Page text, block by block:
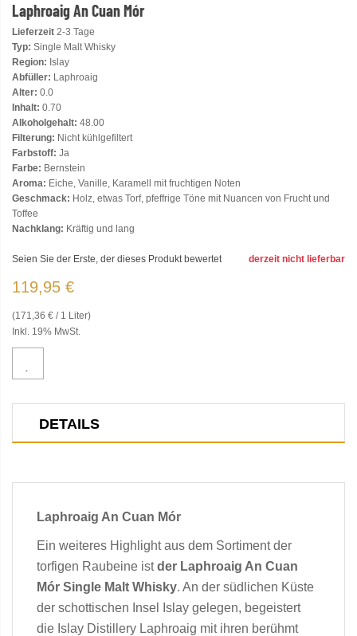
Laphroaig An Cuan Mór
Lieferzeit 2-3 Tage
Typ: Single Malt Whisky
Region: Islay
Abfüller: Laphroaig
Alter: 0.0
Inhalt: 0.70
Alkoholgehalt: 48.00
Filterung: Nicht kühlgefiltert
Farbstoff: Ja
Farbe: Bernstein
Aroma: Eiche, Vanille, Karamell mit fruchtigen Noten
Geschmack: Holz, etwas Torf, pfeffrige Töne mit Nuancen von Frucht und
Toffee
Nachklang: Kräftig und lang
derzeit nicht lieferbar
Seien Sie der Erste, der dieses Produkt bewertet
119,95 €
(171,36 € / 1 Liter)
Inkl. 19% MwSt.
DETAILS
Laphroaig An Cuan Mór
Ein weiteres Highlight aus dem Sortiment der
torfigen Raubeine istder Laphroaig An Cuan
Mór Single Malt Whisky. An der südlichen Küste
der schottischen Insel Islay gelegen, begeistert
die Islay Distillery Laphroaig mit ihren berühmt